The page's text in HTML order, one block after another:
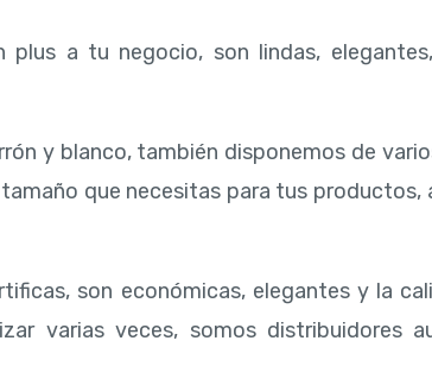
a tu negocio, son lindas,
y blanco, también disponemos de
que necesitas para tus productos,
son económicas, elegantes y la
varias veces, somos distribuidores